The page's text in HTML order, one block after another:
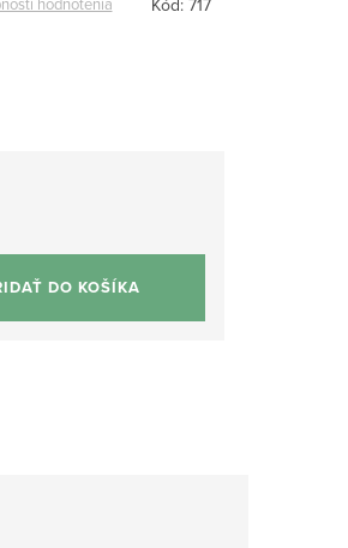
DO KOŠÍKA